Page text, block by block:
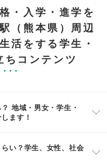
・入学・進学を
（熊本県）周辺
活をする学生・
ちコンテンツ
地域・男女・学生・
ます！
い？学生、女性、社会